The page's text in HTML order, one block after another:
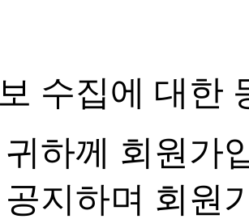
수집에 대한
하께 회원가
지하며 회원